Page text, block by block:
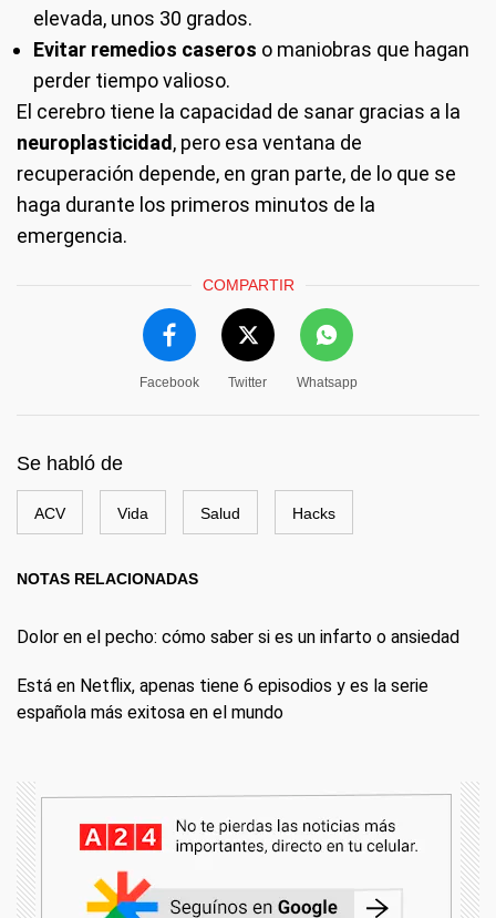
elevada, unos 30 grados.
Evitar remedios caseros o maniobras que hagan
perder tiempo valioso.
El cerebro tiene la capacidad de sanar gracias a la
neuroplasticidad , pero esa ventana de
recuperación depende, en gran parte, de lo que se
haga durante los primeros minutos de la
emergencia.
COMPARTIR
Facebook Twitter Whatsapp
Se habló de
ACV Vida Salud Hacks
NOTAS RELACIONADAS
Dolor en el pecho: cómo saber si es un infarto o ansiedad
Está en Netflix, apenas tiene 6 episodios y es la serie
española más exitosa en el mundo